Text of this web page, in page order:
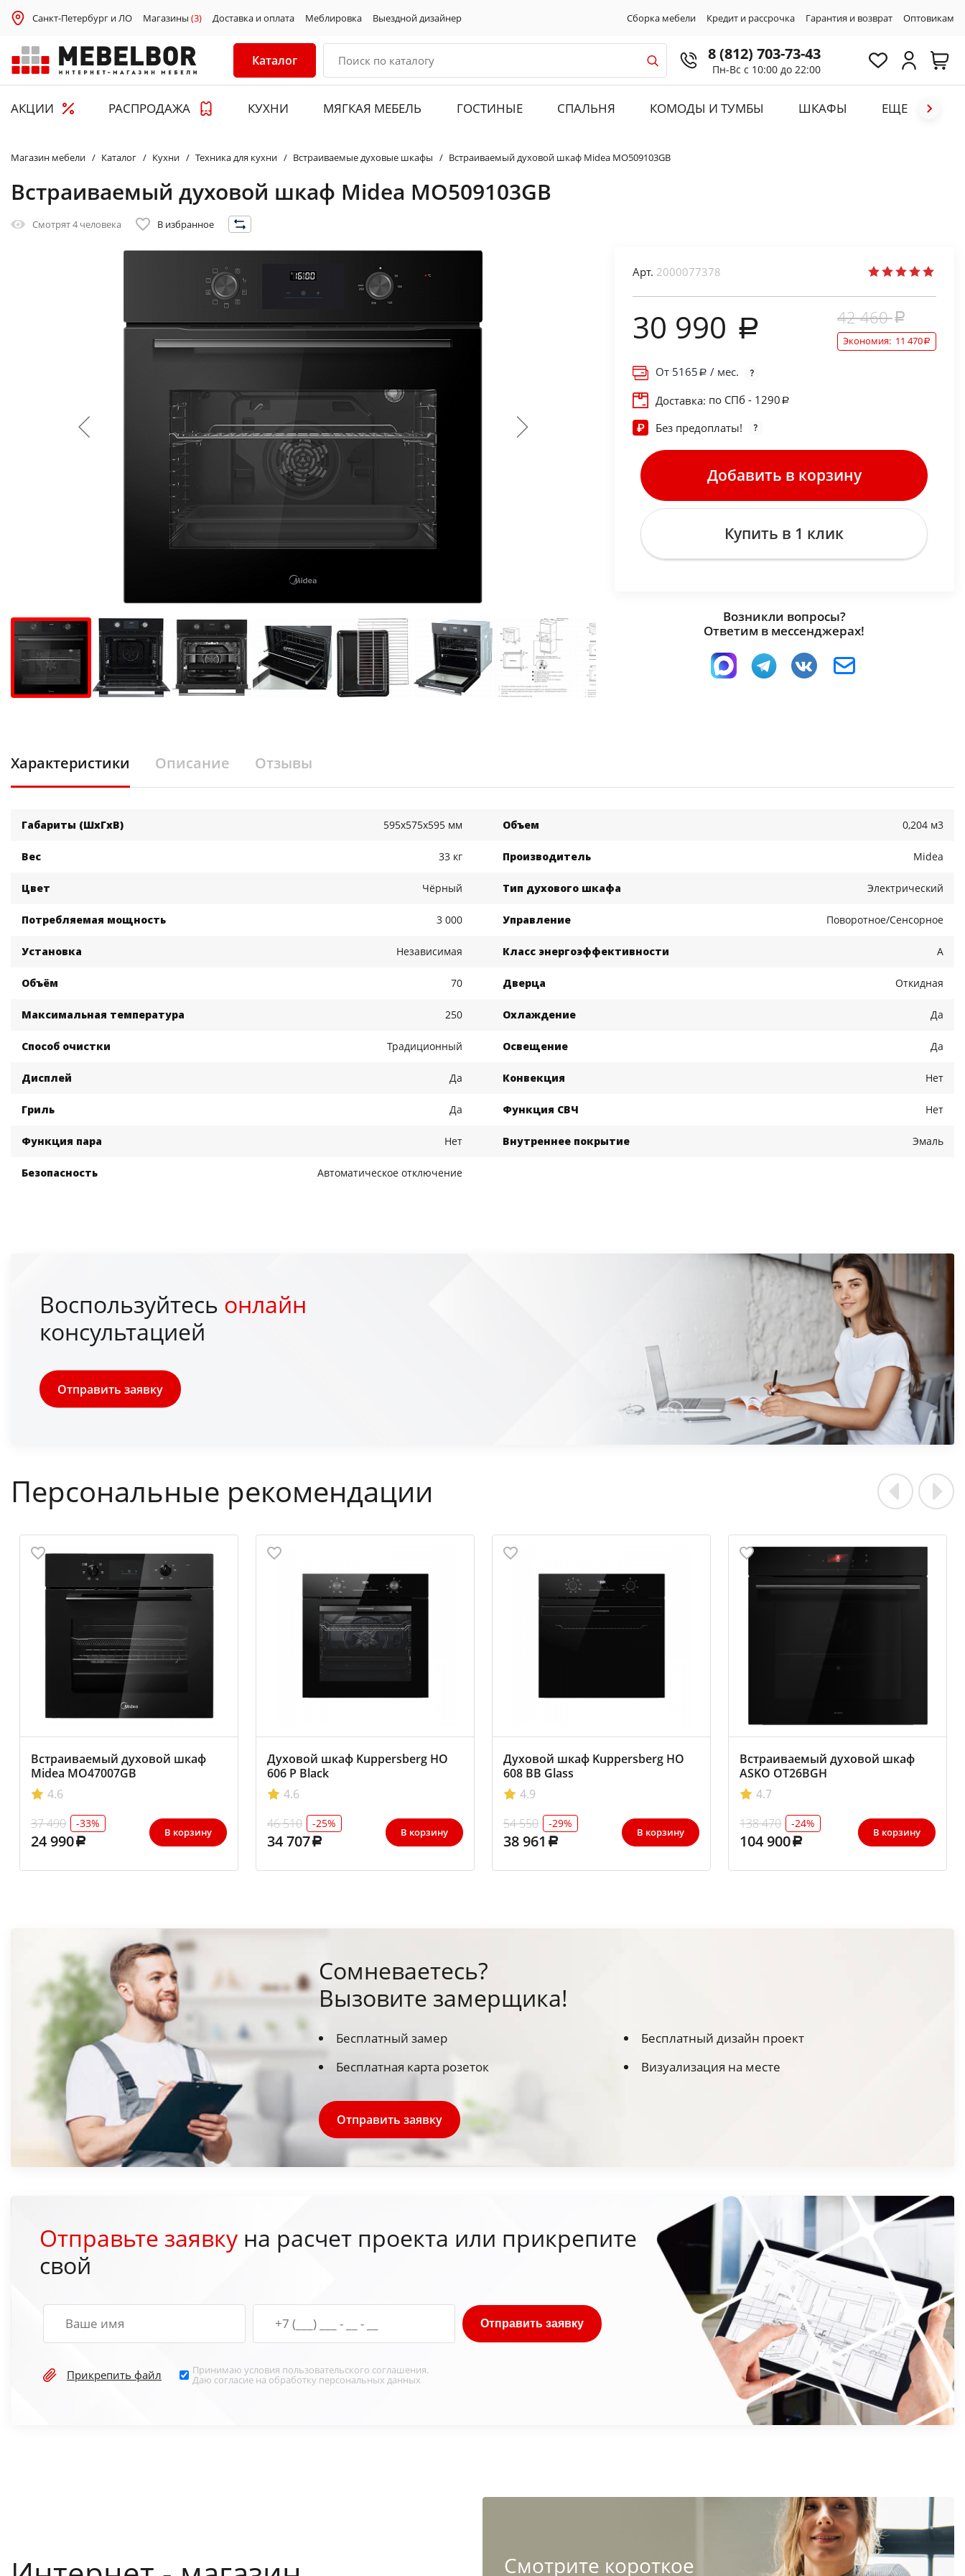
Санкт-Петербург и ЛО Магазины (3) Доставка и оплата Меблировка Выездной дизайнер Сборка мебели Кредит и рассрочка Гарантия и возврат Оптовикам
Каталог 8 (812) 703-73-43
Пн-Вс с 10:00 до 22:00
АКЦИИ РАСПРОДАЖА КУХНИ МЯГКАЯ МЕБЕЛЬ ГОСТИНЫЕ СПАЛЬНЯ КОМОДЫ И ТУМБЫ ШКАФЫ ЕЩЕ
Магазин мебели Каталог Кухни Техника для кухни Встраиваемые духовые шкафы Встраиваемый духовой шкаф Midea MO509103GB
Встраиваемый духовой шкаф Midea MO509103GB
Смотрят4 человека В избранное
Арт. 2000077378
30 990 42 460
Экономия: 11 470
От 5165
/ мес.
Доставка: по СПб - 1290
Без предоплаты!
Добавить в корзину
Купить в 1 клик
Возникли вопросы?
Ответим в мессенджерах!
Характеристики Описание Отзывы
Габариты (ШхГхВ) 595x575x595 мм Объем 0,204 м3
Вес 33 кг Производитель Midea
Цвет Чёрный Тип духового шкафа Электрический
Потребляемая мощность 3 000 Управление Поворотное/Сенсорное
Установка Независимая Класс энергоэффективности A
Объём 70 Дверца Откидная
Максимальная температура 250 Охлаждение Да
Способ очистки Традиционный Освещение Да
Дисплей Да Конвекция Нет
Гриль Да Функция СВЧ Нет
Функция пара Нет Внутреннее покрытие Эмаль
Безопасность Автоматическое отключение
Воспользуйтесь онлайн
консультацией
Отправить заявку
Персональные рекомендации
Встраиваемый духовой шкаф
Midea MO47007GB
4.6
37 490
-33%
24 990 В корзину
Духовой шкаф Kuppersberg HO
606 P Black
4.6
46 510
-25%
34 707 В корзину
Духовой шкаф Kuppersberg HO
608 BB Glass
4.9
54 550
-29%
38 961 В корзину
Встраиваемый духовой шкаф
ASKO OT26BGH
4.7
138 470
-24%
104 900 В корзину
Сомневаетесь?
Вызовите замерщика!
Бесплатный замер
Бесплатный дизайн проект
Бесплатная карта розеток
Визуализация на месте
Отправить заявку
Отправьте заявку на расчет проекта или прикрепите
свой
Отправить заявку
Прикрепить файл Принимаю условия пользовательского соглашения.
Даю согласие на обработку персональных данных
Cмотрите короткое